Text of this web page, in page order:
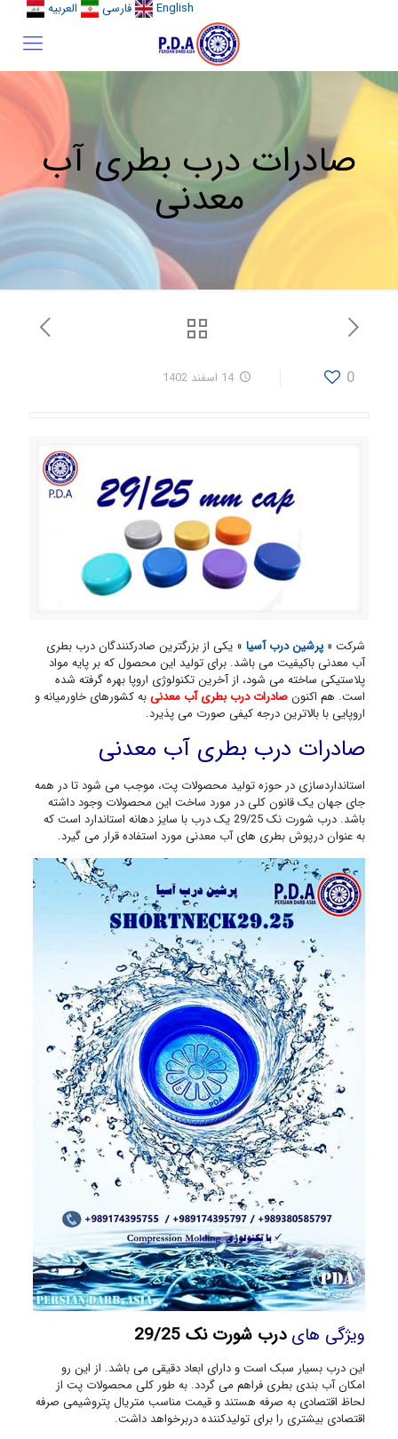
English فارسی العربیه
صادرات درب بطری آب
معدنی
0 14 اسفند 1402
شرکت « پرشین درب آسیا» یکی از بزرگترین صادرکنندگان درب بطری
آب معدنی باکیفیت می باشد. برای تولید این محصول که بر پایه مواد
پلاستیکی ساخته می شود، از آخرین تکنولوژی اروپا بهره گرفته شده
است. هم اکنونصادرات درب بطری آب معدنیبه کشورهای خاورمیانه و
اروپایی با بالاترین درجه کیفی صورت می پذیرد.
صادرات درب بطری آب معدنی
استانداردسازی در حوزه تولید محصولات پت، موجب می شود تا در همه
جای جهان یک قانون کلی در مورد ساخت این محصولات وجود داشته
باشد. درب شورت نک 29/25 یک درب با سایز دهانه استاندارد است که
به عنوان درپوش بطری های آب معدنی مورد استفاده قرار می گیرد.
ویژگی های درب شورت نک 29/25
این درب بسیار سبک است و دارای ابعاد دقیقی می باشد. از این رو
امکان آب بندی بطری فراهم می گردد. به طور کلی محصولات پت از
لحاظ اقتصادی به صرفه هستند و قیمت مناسب متریال پتروشیمی صرفه
اقتصادی بیشتری را برای تولیدکننده دربرخواهد داشت.